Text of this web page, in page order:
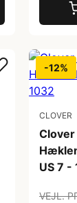
-12%
CLOVER
Clover
US 7 -
VEJL.